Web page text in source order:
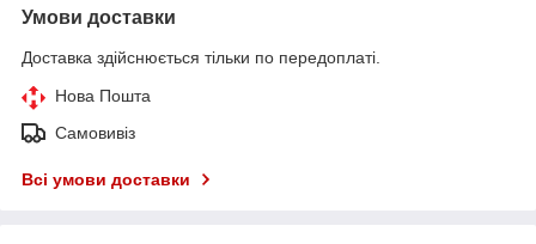
Умови доставки
Доставка здійснюється тільки по передоплаті.
Нова Пошта
Самовивіз
Всі умови доставки